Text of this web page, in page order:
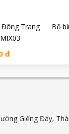
Trang
đ
Bộ
Giếng Đáy,